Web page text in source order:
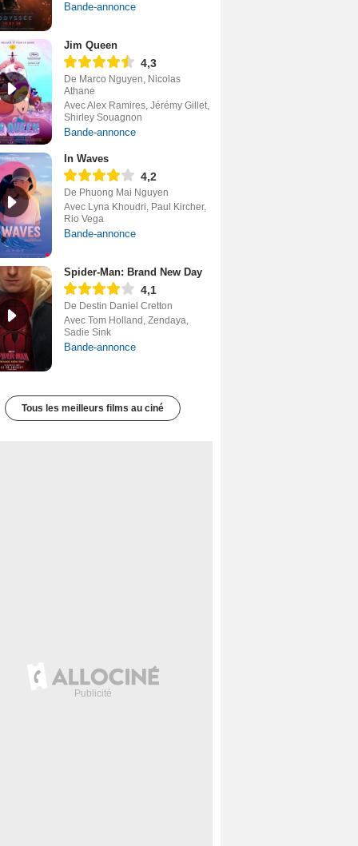
Bande-annonce
Jim Queen
4,3
De Marco Nguyen, Nicolas
Athane
Avec Alex Ramires, Jérémy Gillet,
Shirley Souagnon
Bande-annonce
In Waves
4,2
De Phuong Mai Nguyen
Avec Lyna Khoudri, Paul Kircher,
Rio Vega
Bande-annonce
Spider-Man: Brand New Day
4,1
De Destin Daniel Cretton
Avec Tom Holland, Zendaya,
Sadie Sink
Bande-annonce
Tous les meilleurs films au ciné